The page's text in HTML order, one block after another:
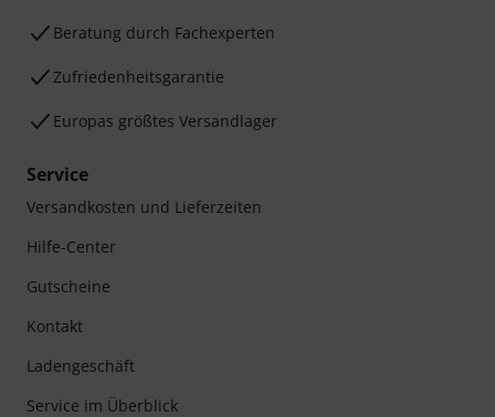
Beratung durch Fachexperten
Zufriedenheitsgarantie
Europas größtes Versandlager
Service
Versandkosten und Lieferzeiten
Hilfe-Center
Gutscheine
Kontakt
Ladengeschäft
Service im Überblick